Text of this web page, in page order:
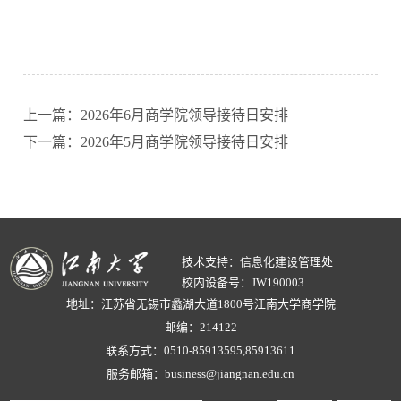
上一篇：2026年6月商学院领导接待日安排
下一篇：2026年5月商学院领导接待日安排
技术支持：信息化建设管理处
校内设备号：JW190003
地址：江苏省无锡市蠡湖大道1800号江南大学商学院
邮编：214122
联系方式：0510-85913595,85913611
服务邮箱：business@jiangnan.edu.cn